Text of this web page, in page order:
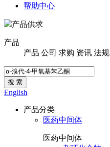
帮助中心
产品供求
产品
产品 公司 求购 资讯 法规
搜 索
English
产品分类
医药中间体
医药中间体